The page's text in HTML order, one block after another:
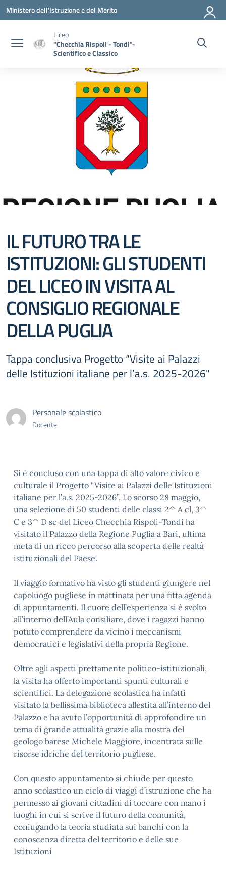
Vai ai contenuti
Vai al menu di navigazione
Vai al footer
Ministero dell'Istruzione e del Merito
Liceo
"Checchia Rispoli - Tondi"-
Scientifico e Classico
IL FUTURO TRA LE
ISTITUZIONI: GLI STUDENTI
DEL LICEO IN VISITA AL
CONSIGLIO REGIONALE
DELLA PUGLIA
Tappa conclusiva Progetto “Visite ai Palazzi
delle Istituzioni italiane per l’a.s. 2025-2026"
Personale scolastico
Docente
Si è concluso con una tappa di alto valore civico e
culturale il Progetto “Visite ai Palazzi delle Istituzioni
italiane per l’a.s. 2025-2026”. Lo scorso 28 maggio,
una selezione di 50 studenti delle classi 2^ A cl, 3^
C e 3^ D sc del Liceo Checchia Rispoli-Tondi ha
visitato il Palazzo della Regione Puglia a Bari, ultima
meta di un ricco percorso alla scoperta delle realtà
istituzionali del Paese.
Il viaggio formativo ha visto gli studenti giungere nel
capoluogo pugliese in mattinata per una fitta agenda
di appuntamenti. Il cuore dell’esperienza si è svolto
all’interno dell’Aula consiliare, dove i ragazzi hanno
potuto comprendere da vicino i meccanismi
democratici e legislativi della propria Regione.
Oltre agli aspetti prettamente politico-istituzionali,
la visita ha offerto importanti spunti culturali e
scientifici. La delegazione scolastica ha infatti
visitato la bellissima biblioteca allestita all’interno del
Palazzo e ha avuto l’opportunità di approfondire un
tema di grande attualità grazie alla mostra del
geologo barese Michele Maggiore, incentrata sulle
risorse idriche del territorio pugliese.
Con questo appuntamento si chiude per questo
anno scolastico un ciclo di viaggi d’istruzione che ha
permesso ai giovani cittadini di toccare con mano i
luoghi in cui si scrive il futuro della comunità,
coniugando la teoria studiata sui banchi con la
conoscenza diretta del territorio e delle sue
Istituzioni